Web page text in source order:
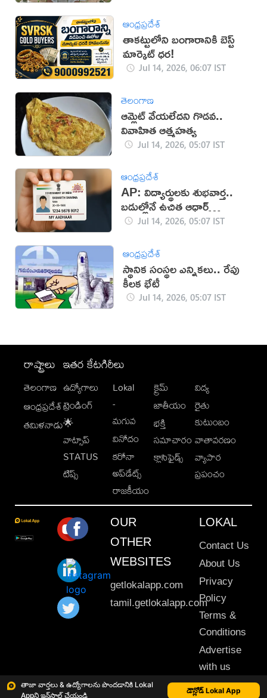
తాజా వార్తలు & ఉద్యోగాలను పొందడానికి Lokal
Appని ఇన్‌స్టాల్ చేయండి
డౌన్లోడ్ Lokal App
ఆంధ్రప్రదేశ్
తాకట్టులోని బంగారానికి బెస్ట్
మార్కెట్ ధర!
Jul 14, 2026, 06:07 IST
తెలంగాణ
ఆమ్లెట్ వేయలేదని గొడవ..
వివాహిత ఆత్మహత్య
Jul 14, 2026, 05:07 IST
ఆంధ్రప్రదేశ్
AP: విద్యార్థులకు శుభవార్త..
బడుల్లోనే ఉచిత ఆధార్
క్యాంపులు!
Jul 14, 2026, 05:07 IST
ఆంధ్రప్రదేశ్
స్థానిక సంస్థల ఎన్నికలు.. రేపు
కీలక భేటీ
Jul 14, 2026, 05:07 IST
రాష్ట్రాలు
తెలంగాణ
ఆంధ్రప్రదేశ్
తమిళనాడు
ఇతర కేటగిరీలు
ఉద్యోగాలు
ట్రెండింగ్
🌟
వాట్సాప్
STATUS
టిప్స్
Lokal
-
మగువ
వినోదం
కరోనా
అప్‌డేట్స్
రాజకీయం
క్రైమ్
జాతీయం
భక్తి
సమాచారం
క్లాసిఫైడ్స్
విద్య
రైతు
కుటుంబం
వాతావరణం
వ్యాపార
ప్రపంచం
OUR
OTHER
WEBSITES
getlokalapp.com
tamil.getlokalapp.com
LOKAL
Contact Us
About Us
Privacy
Policy
Terms &
Conditions
Advertise
with us
Sitemap
This material may not be published, transmitted, rewritten or redistributed. © 2020 Lokal App. All rights reserved.